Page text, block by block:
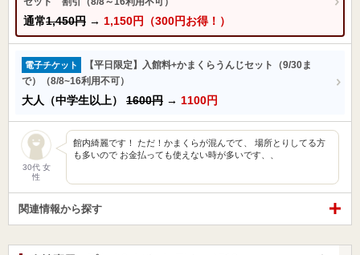
通常1,450円 → 1,150円（300円お得！）
電子チケット
【平日限定】入館料+かまくらうんじセット（9/30ま
で）（8/8~16利用不可）
大人（中学生以上） 1600円 → 1100円
30代 女
性
館内綺麗です！ ただ！かまくらが混んでて、 場所とりしてる方
も多いので お金払っても使えない時が多いです、、
関連情報から探す